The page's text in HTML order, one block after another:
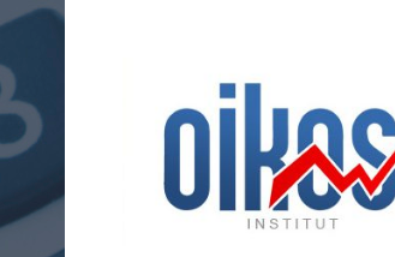
Skip
to